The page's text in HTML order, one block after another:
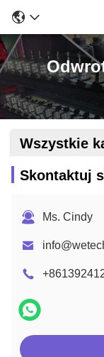
Wszystkie
Skontaktuj
Ms. Cindy